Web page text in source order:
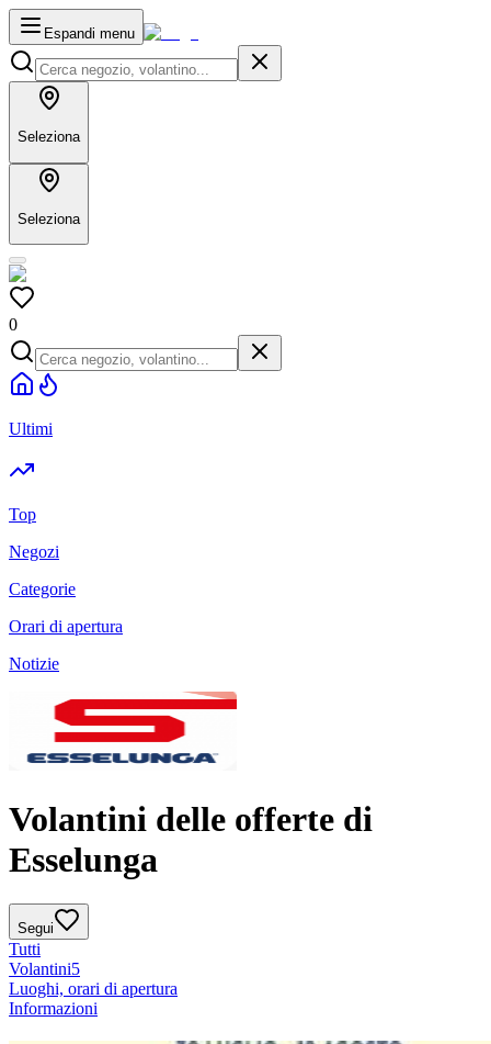
Espandi menu
Seleziona
Seleziona
0
Ultimi
Top
Negozi
Categorie
Orari di apertura
Notizie
Volantini delle offerte di
Esselunga
Segui
Tutti
Volantini5
Luoghi, orari di apertura
Informazioni